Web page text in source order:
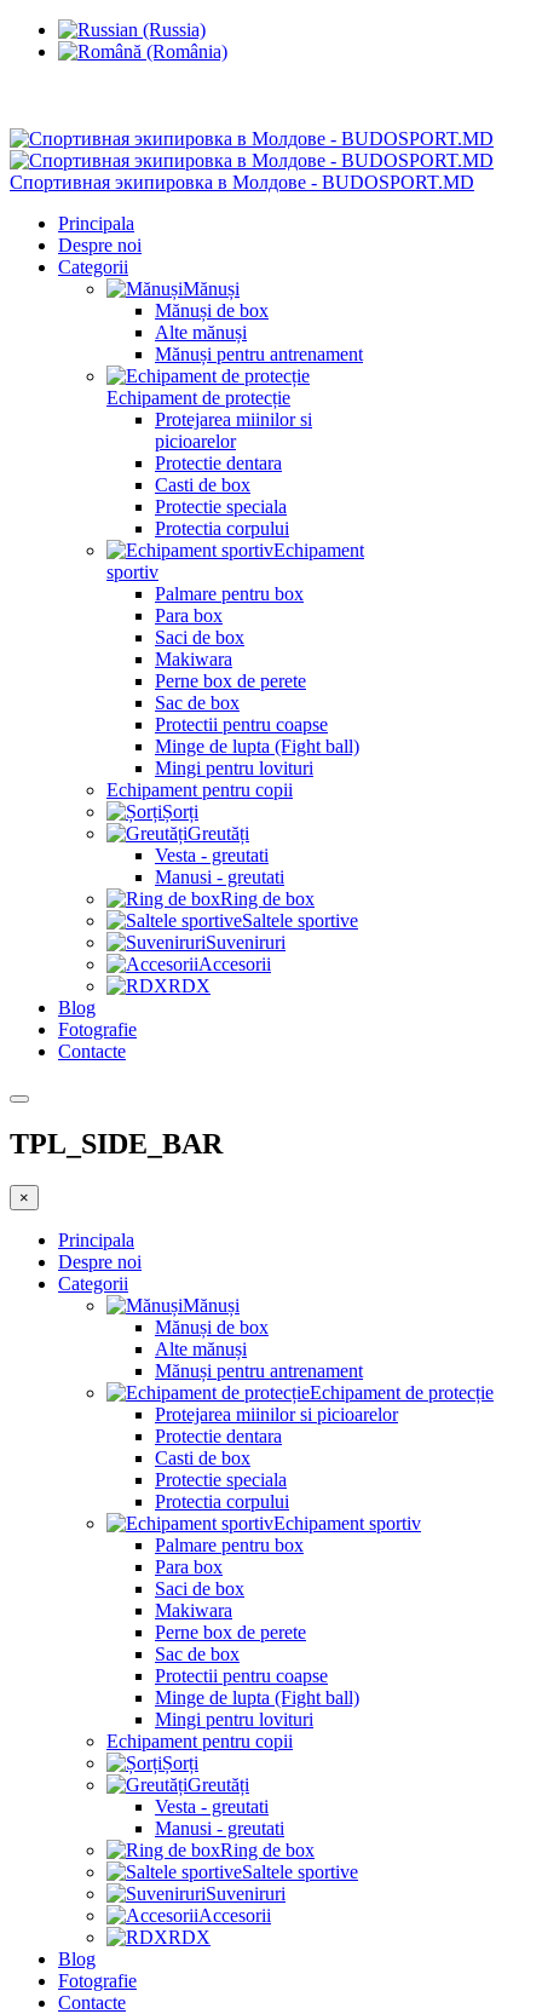
Спортивная экипировка в Молдове - BUDOSPORT.MD
Principala
Despre noi
Categorii
Mănuși
Mănuși de box
Alte mănuși
Mănuși pentru antrenament
Echipament de protecție
Protejarea miinilor si
picioarelor
Protectie dentara
Casti de box
Protectie speciala
Protectia corpului
Echipament
sportiv
Palmare pentru box
Para box
Saci de box
Makiwara
Perne box de perete
Sac de box
Protectii pentru coapse
Minge de lupta (Fight ball)
Mingi pentru lovituri
Echipament pentru copii
Șorți
Greutăți
Vesta - greutati
Manusi - greutati
Ring de box
Saltele sportive
Suveniruri
Accesorii
RDX
Blog
Fotografie
Contacte
TPL_SIDE_BAR
×
Principala
Despre noi
Categorii
Mănuși
Mănuși de box
Alte mănuși
Mănuși pentru antrenament
Echipament de protecție
Protejarea miinilor si picioarelor
Protectie dentara
Casti de box
Protectie speciala
Protectia corpului
Echipament sportiv
Palmare pentru box
Para box
Saci de box
Makiwara
Perne box de perete
Sac de box
Protectii pentru coapse
Minge de lupta (Fight ball)
Mingi pentru lovituri
Echipament pentru copii
Șorți
Greutăți
Vesta - greutati
Manusi - greutati
Ring de box
Saltele sportive
Suveniruri
Accesorii
RDX
Blog
Fotografie
Contacte